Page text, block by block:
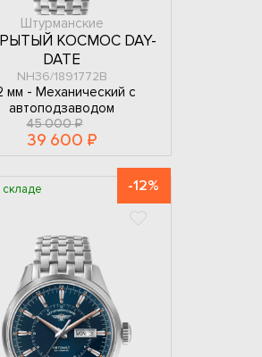
Штурманские
КОСМОС DAY-
DATE
NH36/1891772B
мм - Механический с
автоподзаводом
45 000 ₽
39 600 ₽
складе -12%